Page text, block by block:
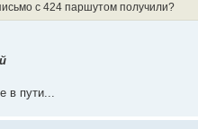
с 424 паршутом получили?
в пути...